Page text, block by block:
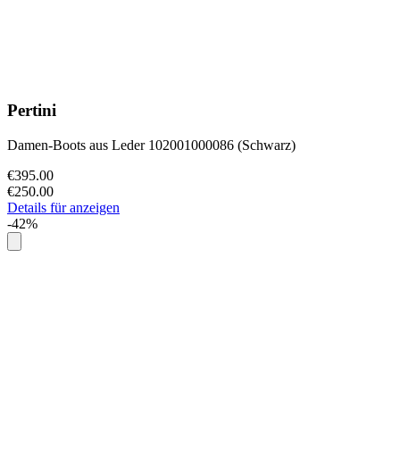
Pertini
Damen-Boots aus Leder 102001000086 (Schwarz)
€395.00
€250.00
Details für anzeigen
-42%